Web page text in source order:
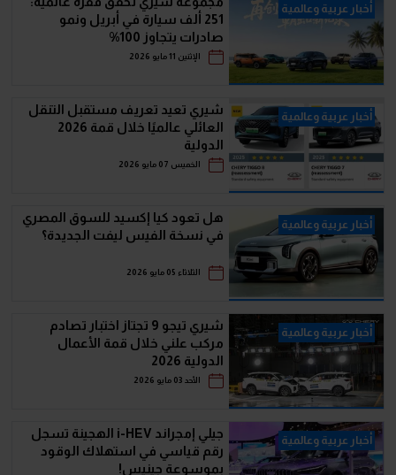
أخبار عربية وعالمية
251 ألف سيارة في أبريل ونمو
صادرات يتجاوز 100%
الإثنين 11 مايو 2026
أخبار عربية وعالمية
شيري تعيد تعريف مستقبل التنقل
العائلي عالميًا خلال قمة 2026
الدولية
الخميس 07 مايو 2026
أخبار عربية وعالمية
هل تعود كيا إكسيد للسوق المصري
في نسخة الفيس ليفت الجديدة؟
الثلاثاء 05 مايو 2026
أخبار عربية وعالمية
شيري تيجو 9 تجتاز اختبار تصادم
مركب علني خلال قمة الأعمال
الدولية 2026
الأحد 03 مايو 2026
أخبار عربية وعالمية
جيلي إمجراند i-HEV الهجينة تسجل
رقم قياسي في استهلاك الوقود
بموسوعة جينيس!